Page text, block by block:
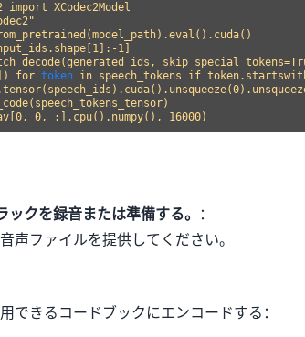
import XCodec2Model
1]
for token in speech_tokens if
クを録音または準備する。 ：
声ファイルを提供してください。
できるコードブックにエンコードする：